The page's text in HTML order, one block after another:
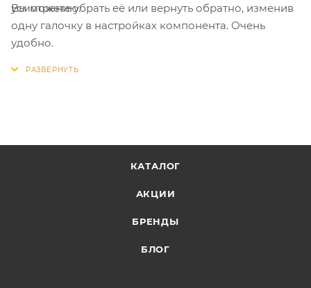
усмотрению.
Вы можете убрать её или вернуть обратно, изменив
одну галочку в настройках компонента. Очень
удобно.
КАТАЛОГ
АКЦИИ
БРЕНДЫ
БЛОГ